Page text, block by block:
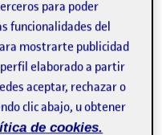
participa de una
de realidad
tiene la oportunidad de
con diferentes
experiencia virtual con
con cada interacción
logrando una de las
para poder
funcionalidades del
mostrarte publicidad
elaborado a partir
aceptar, rechazar o
clic abajo, u obtener
de cookies.